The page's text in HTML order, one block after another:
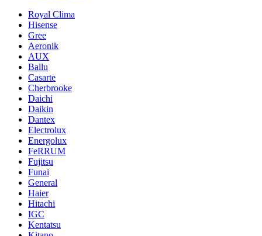
Royal Clima
Hisense
Gree
Aeronik
AUX
Ballu
Casarte
Cherbrooke
Daichi
Daikin
Dantex
Electrolux
Energolux
FeRRUM
Fujitsu
Funai
General
Haier
Hitachi
IGC
Kentatsu